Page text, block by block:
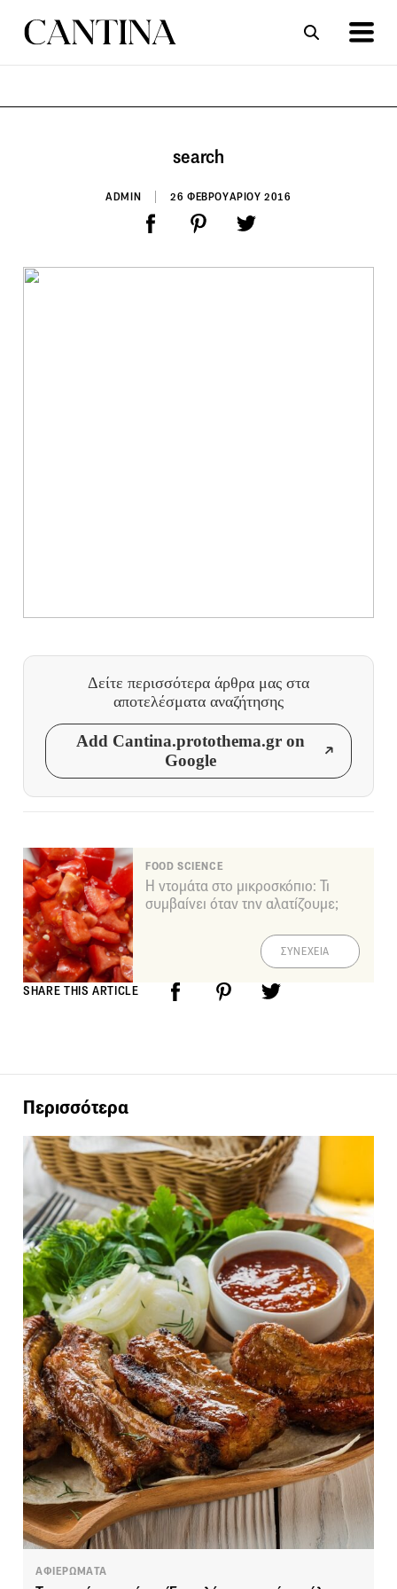
search
ADMIN 26 ΦΕΒΡΟΥΑΡΙΟΥ 2016
Δείτε περισσότερα άρθρα μας στα
αποτελέσματα αναζήτησης
Add Cantina.protothema.gr on
Google
FOOD SCIENCE
Η ντομάτα στο μικροσκόπιο: Τι
συμβαίνει όταν την αλατίζουμε;
ΣΥΝΕΧΕΙΑ
SHARE THIS ARTICLE
Περισσότερα
ΑΦΙΕΡΩΜΑΤΑ